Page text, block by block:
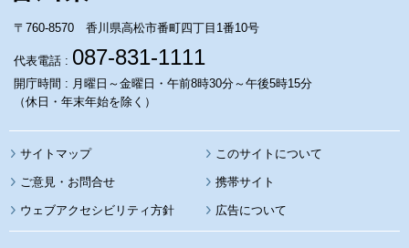
〒760-8570 香川県高松市番町四丁目1番10号
代表電話 : 087-831-1111
開庁時間 : 月曜日～金曜日・午前8時30分～午後5時15分
（休日・年末年始を除く）
サイトマップ このサイトについて
携帯サイト
ウェブアクセシビリティ方針 広告について